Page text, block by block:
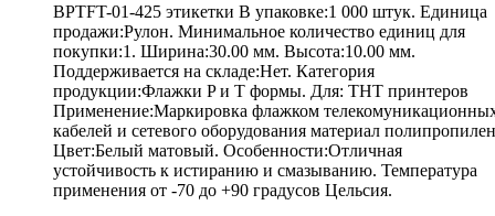
BPTFT-01-425 этикетки В упаковке:1 000 штук. Единица
продажи:Рулон. Минимальное количество единиц для
покупки:1. Ширина:30.00 мм. Высота:10.00 мм.
Поддерживается на складе:Нет. Категория
продукции:Флажки P и T формы. Для: THT принтеров
Применение:Маркировка флажком
кабелей и сетевого оборудования материал
Цвет:Белый матовый. Особенности:Отличная
устойчивость к истиранию и смазыванию. Температура
применения от -70 до +90 градусов Цельсия.